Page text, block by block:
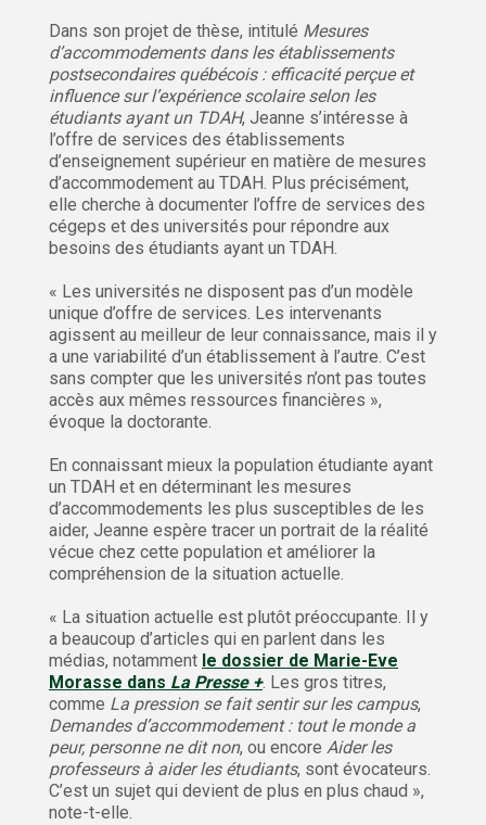
Dans son projet de thèse, intitulé Mesures
d’accommodements dans les établissements
postsecondaires québécois : efficacité perçue et
influence sur l’expérience scolaire selon les
étudiants ayant un TDAH, Jeanne s’intéresse à
l’offre de services des établissements
d’enseignement supérieur en matière de mesures
d’accommodement au TDAH. Plus précisément,
elle cherche à documenter l’offre de services des
cégeps et des universités pour répondre aux
besoins des étudiants ayant un TDAH.
« Les universités ne disposent pas d’un modèle
unique d’offre de services. Les intervenants
agissent au meilleur de leur connaissance, mais il y
a une variabilité d’un établissement à l’autre. C’est
sans compter que les universités n’ont pas toutes
accès aux mêmes ressources financières »,
évoque la doctorante.
En connaissant mieux la population étudiante ayant
un TDAH et en déterminant les mesures
d’accommodements les plus susceptibles de les
aider, Jeanne espère tracer un portrait de la réalité
vécue chez cette population et améliorer la
compréhension de la situation actuelle.
« La situation actuelle est plutôt préoccupante. Il y
a beaucoup d’articles qui en parlent dans les
médias, notamment le dossier de Marie-Eve
Morasse dans La Presse +. Les gros titres,
comme La pression se fait sentir sur les campus,
Demandes d’accommodement : tout le monde a
peur, personne ne dit non, ou encore Aider les
professeurs à aider les étudiants, sont évocateurs.
C’est un sujet qui devient de plus en plus chaud »,
note-t-elle.